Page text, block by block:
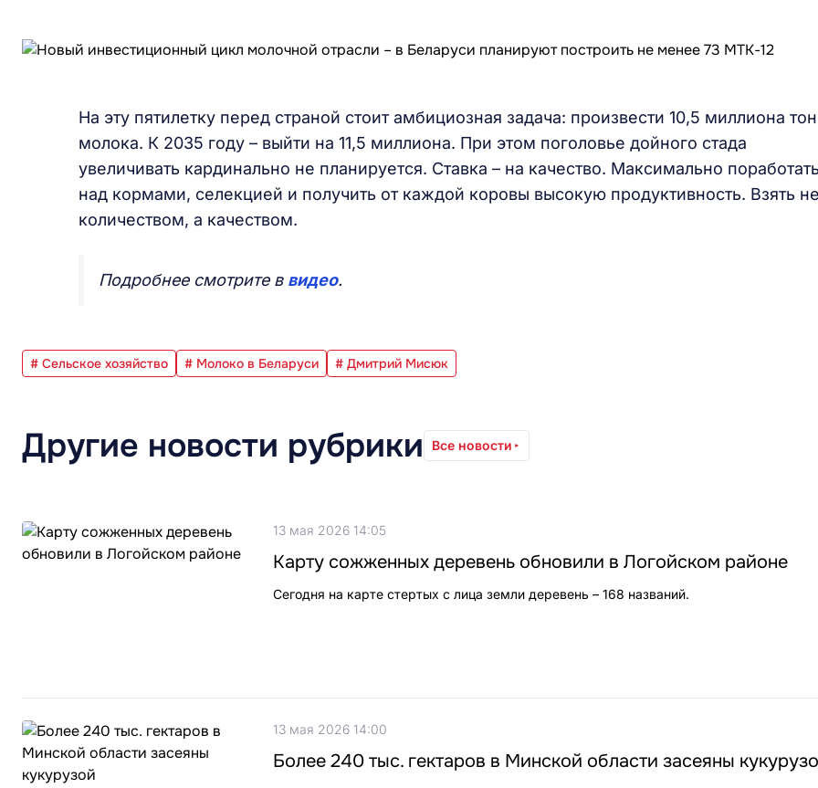
На эту пятилетку перед страной стоит амбициозная задача: произвести 10,5 миллиона
молока. К 2035 году – выйти на 11,5 миллиона. При этом поголовье дойного стада
увеличивать кардинально не планируется. Ставка – на качество. Максимально
над кормами, селекцией и получить от каждой коровы высокую продуктивность. Взять
количеством, а качеством.
Подробнее смотрите в видео.
# Сельское хозяйство # Молоко в Беларуси # Дмитрий Мисюк
Другие новости рубрики Все новости
13 мая 2026 14:05
Карту сожженных деревень обновили в Логойском районе
Сегодня на карте стертых с лица земли деревень – 168 названий.
13 мая 2026 14:00
Более 240 тыс. гектаров в Минской области засеяны